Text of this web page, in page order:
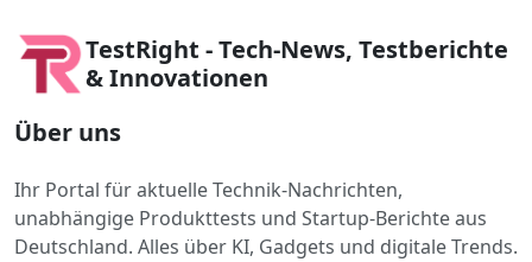
TestRight - Tech-News, Testberichte
& Innovationen
Über uns
Ihr Portal für aktuelle Technik-Nachrichten,
unabhängige Produkttests und Startup-Berichte aus
Deutschland. Alles über KI, Gadgets und digitale Trends.